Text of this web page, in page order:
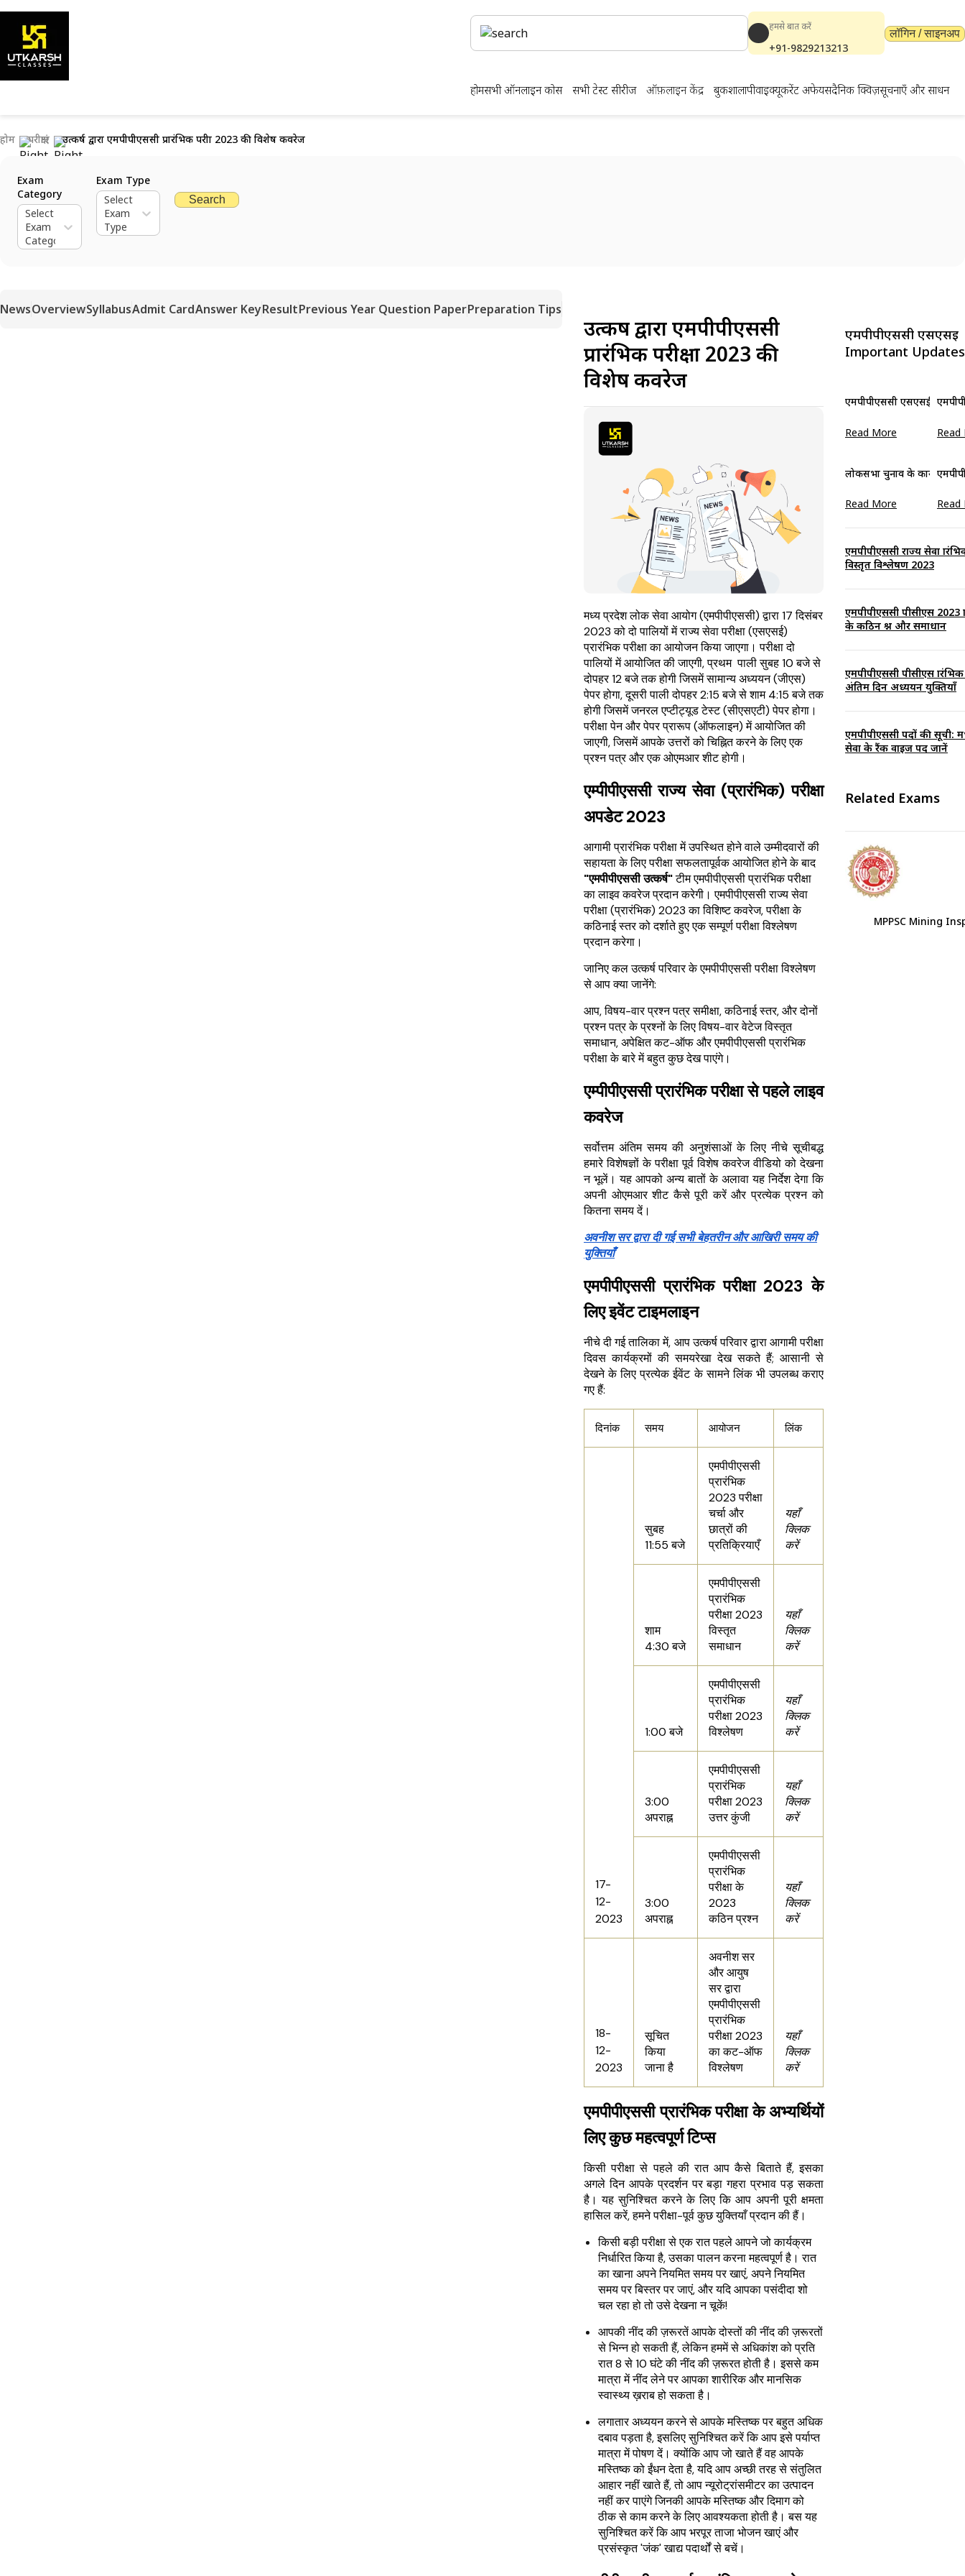
हमसे बात करें
+91-9829213213
लॉगिन / साइनअप
होमसभी ऑनलाइन कोर्स सभी टेस्ट सीरीज ऑफ़लाइन केंद्र बुकशालापीवाईक्यूकरेंट अफेयर्सदैनिक क्विज़सूचनाएँ और साधन
होम परीक्षाएं उत्कर्ष द्वारा एमपीपीएससी प्रारंभिक परीक्षा 2023 की विशेष कवरेज
Exam
Category
Select
Exam
Category
Exam Type
Select
Exam
Type
Search
NewsOverviewSyllabusAdmit CardAnswer KeyResultPrevious Year Question PaperPreparation Tips
उत्कर्ष द्वारा एमपीपीएससी
प्रारंभिक परीक्षा 2023 की
विशेष कवरेज
मध्य प्रदेश लोक सेवा आयोग (एमपीपीएससी) द्वारा 17 दिसंबर
2023 को दो पालियों में राज्य सेवा परीक्षा (एसएसई)
प्रारंभिक परीक्षा का आयोजन किया जाएगा। परीक्षा दो
पालियों में आयोजित की जाएगी, प्रथम पाली सुबह 10 बजे से
दोपहर 12 बजे तक होगी जिसमें सामान्य अध्ययन (जीएस)
पेपर होगा, दूसरी पाली दोपहर 2:15 बजे से शाम 4:15 बजे तक
होगी जिसमें जनरल एप्टीट्यूड टेस्ट (सीएसएटी) पेपर होगा।
परीक्षा पेन और पेपर प्रारूप (ऑफलाइन) में आयोजित की
जाएगी, जिसमें आपके उत्तरों को चिह्नित करने के लिए एक
प्रश्न पत्र और एक ओएमआर शीट होगी।
एम्पीपीएससी राज्य सेवा (प्रारंभिक) परीक्षा
अपडेट 2023
आगामी प्रारंभिक परीक्षा में उपस्थित होने वाले उम्मीदवारों की
सहायता के लिए परीक्षा सफलतापूर्वक आयोजित होने के बाद
"एमपीपीएससी उत्कर्ष"टीम एमपीपीएससी प्रारंभिक परीक्षा
का लाइव कवरेज प्रदान करेगी।एमपीपीएससी राज्य सेवा
परीक्षा (प्रारंभिक) 2023 का विशिष्ट कवरेज, परीक्षा के
कठिनाई स्तर को दर्शाते हुए एक सम्पूर्ण परीक्षा विश्लेषण
प्रदान करेगा।
जानिए कल उत्कर्ष परिवार के एमपीपीएससी परीक्षा विश्लेषण
से आप क्या जानेंगे:
आप, विषय-वार प्रश्न पत्र समीक्षा, कठिनाई स्तर, और दोनों
प्रश्न पत्र के प्रश्नों के लिए विषय-वार वेटेज विस्तृत
समाधान, अपेक्षित कट-ऑफ और एमपीपीएससी प्रारंभिक
परीक्षा के बारे में बहुत कुछ देख पाएंगे।
एम्पीपीएससी प्रारंभिक परीक्षा से पहले लाइव
कवरेज
सर्वोत्तम अंतिम समय की अनुशंसाओं के लिए नीचे सूचीबद्ध
हमारे विशेषज्ञों के परीक्षा पूर्व विशेष कवरेज वीडियो को देखना
न भूलें। यह आपको अन्य बातों के अलावा यह निर्देश देगा कि
अपनी ओएमआर शीट कैसे पूरी करें और प्रत्येक प्रश्न को
कितना समय दें।
अवनीश सर द्वारा दी गई सभी बेहतरीन और आखिरी समय की
युक्तियाँ
एमपीपीएससी प्रारंभिक परीक्षा 2023 के
लिए इवेंट टाइमलाइन
नीचे दी गई तालिका में, आप उत्कर्ष परिवार द्वारा आगामी परीक्षा
दिवस कार्यक्रमों की समयरेखा देख सकते हैं; आसानी से
देखने के लिए प्रत्येक ईवेंट के सामने लिंक भी उपलब्ध कराए
गए हैं:
दिनांक समय आयोजन लिंक
17-
12-
2023
सुबह
11:55 बजे
एमपीपीएससी
प्रारंभिक
2023 परीक्षा
चर्चा और
छात्रों की
प्रतिक्रियाएँ
यहाँ
क्लिक
करें
शाम
4:30 बजे
एमपीपीएससी
प्रारंभिक
परीक्षा 2023
विस्तृत
समाधान
यहाँ
क्लिक
करें
1:00 बजे
एमपीपीएससी
प्रारंभिक
परीक्षा 2023
विश्लेषण
यहाँ
क्लिक
करें
3:00
अपराह्न
एमपीपीएससी
प्रारंभिक
परीक्षा 2023
उत्तर कुंजी
यहाँ
क्लिक
करें
3:00
अपराह्न
एमपीपीएससी
प्रारंभिक
परीक्षा के
2023
कठिन प्रश्न
यहाँ
क्लिक
करें
18-
12-
2023
सूचित
किया
जाना है
अवनीश सर
और आयुष
सर द्वारा
एमपीपीएससी
प्रारंभिक
परीक्षा 2023
का कट-ऑफ
विश्लेषण
यहाँ
क्लिक
करें
एमपीपीएससी प्रारंभिक परीक्षा के अभ्यर्थियों
लिए कुछ महत्वपूर्ण टिप्स
किसी परीक्षा से पहले की रात आप कैसे बिताते हैं, इसका
अगले दिन आपके प्रदर्शन पर बड़ा गहरा प्रभाव पड़ सकता
है। यह सुनिश्चित करने के लिए कि आप अपनी पूरी क्षमता
हासिल करें, हमने परीक्षा-पूर्व कुछ युक्तियाँ प्रदान की हैं।
किसी बड़ी परीक्षा से एक रात पहले आपने जो कार्यक्रम
निर्धारित किया है, उसका पालन करना महत्वपूर्ण है। रात
का खाना अपने नियमित समय पर खाएं, अपने नियमित
समय पर बिस्तर पर जाएं, और यदि आपका पसंदीदा शो
चल रहा हो तो उसे देखना न चूकें!
आपकी नींद की ज़रूरतें आपके दोस्तों की नींद की ज़रूरतों
से भिन्न हो सकती हैं, लेकिन हममें से अधिकांश को प्रति
रात 8 से 10 घंटे की नींद की ज़रूरत होती है। इससे कम
मात्रा में नींद लेने पर आपका शारीरिक और मानसिक
स्वास्थ्य ख़राब हो सकता है।
लगातार अध्ययन करने से आपके मस्तिष्क पर बहुत अधिक
दबाव पड़ता है, इसलिए सुनिश्चित करें कि आप इसे पर्याप्त
मात्रा में पोषण दें। क्योंकि आप जो खाते हैं वह आपके
मस्तिष्क को ईंधन देता है, यदि आप अच्छी तरह से संतुलित
आहार नहीं खाते हैं, तो आप न्यूरोट्रांसमीटर का उत्पादन
नहीं कर पाएंगे जिनकी आपके मस्तिष्क और दिमाग को
ठीक से काम करने के लिए आवश्यकता होती है। बस यह
सुनिश्चित करें कि आप भरपूर ताजा भोजन खाएं और
प्रसंस्कृत 'जंक' खाद्य पदार्थों से बचें।
एमपीपीएससी एसएसई
Important Updates
एमपीपीएससी एसएसई मुख्य
Read More Read
लोकसभा चुनाव के कारण
Read More Read
एमपीपीएससी राज्य सेवा
विस्तृत विश्लेषण 2023
एमपीपीएससी पीसीएस 2023
के कठिन प्रश्न और समाधान
एमपीपीएससी पीसीएस
अंतिम दिन अध्ययन युक्तियाँ
एमपीपीएससी पदों की सूची:
सेवा के रैंक वाइज पद जानें
Related Exams
MPPSC Mining